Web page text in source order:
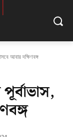
আবার দক্ষিণবঙ্গ